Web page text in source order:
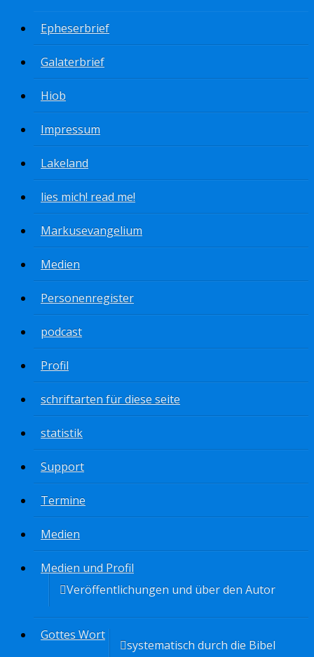
Epheserbrief
Galaterbrief
Hiob
Impressum
Lakeland
lies mich! read me!
Markusevangelium
Medien
Personenregister
podcast
Profil
schriftarten für diese seite
statistik
Support
Termine
Medien
Medien und Profil
Veröffentlichungen und über den Autor
Gottes Wort
systematisch durch die Bibel